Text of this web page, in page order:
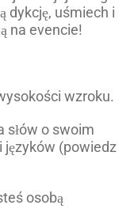
dykcję, uśmiech i
na evencie!
wzroku.
słów o swoim
(powiedz
osobą